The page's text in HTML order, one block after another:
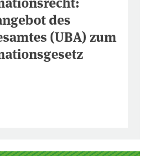
des
(UBA) zum